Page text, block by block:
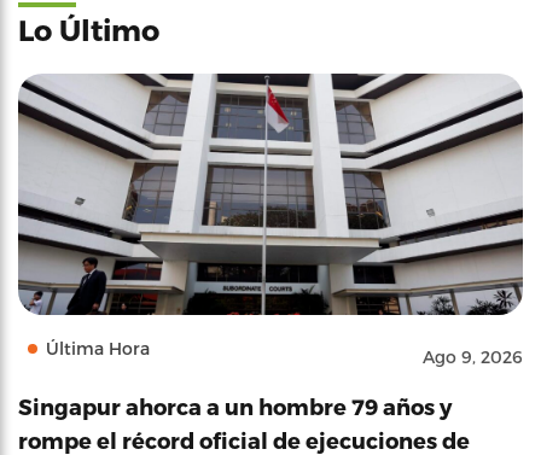
Lo Último
Última Hora Ago 9, 2026
Singapur ahorca a un hombre 79 años y
rompe el récord oficial de ejecuciones de